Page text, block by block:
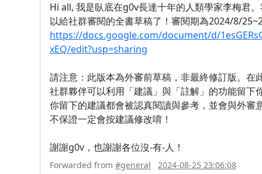
Hi all, 我是臥底在g0v長達十年的人類學家李梅君
以給社群審閱的全書草稿了！審閱期為2024/8/
https://docs.google.com/document/d/
xEQ/edit?usp=sharing
請注意：此版本為外審前草稿，非最終修訂版。在
社群夥伴可以利用「建議」與「註解」的功能留
你留下的建議都會被認真閱讀與參考，並會與外
不保證一定會按建議修改唷！
謝謝g0v，也謝謝各位沒-有-人！
Forwarded from #general 2024-08-25 23:06:08